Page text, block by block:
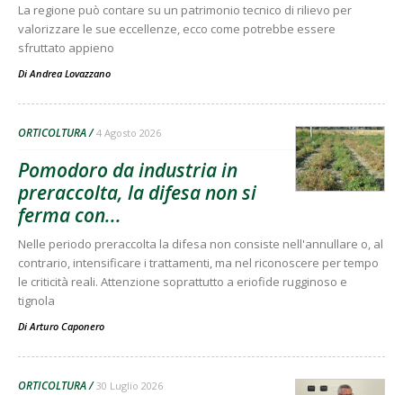
La regione può contare su un patrimonio tecnico di rilievo per
valorizzare le sue eccellenze, ecco come potrebbe essere
sfruttato appieno
DiAndrea Lovazzano
ORTICOLTURA 4 Agosto 2026
Pomodoro da industria in
preraccolta, la difesa non si
ferma con...
Nelle periodo preraccolta la difesa non consiste nell'annullare o, al
contrario, intensificare i trattamenti, ma nel riconoscere per tempo
le criticità reali. Attenzione soprattutto a eriofide rugginoso e
tignola
DiArturo Caponero
ORTICOLTURA 30 Luglio 2026